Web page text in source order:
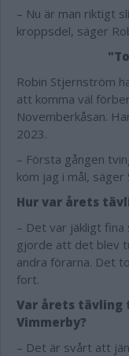
– Nu är man riktigt
kroppsdel, säger
Robin Stjernström
att komma väl
Novemberkåsan.
2023.
– Första gången
kom jag i mål,
Hur var årets
– Det var jäkligt
gjorde att det blev
andra förarna. Det
fort.
Var årets tävling
Vimmerby?
– Det är svårt att